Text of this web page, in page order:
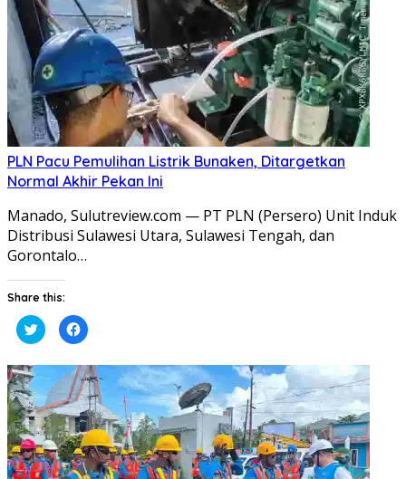
PLN Pacu Pemulihan Listrik Bunaken, Ditargetkan
Normal Akhir Pekan Ini
Manado, Sulutreview.com — PT PLN (Persero) Unit Induk
Distribusi Sulawesi Utara, Sulawesi Tengah, dan
Gorontalo…
Share this:
Klik
untuk
berbagi
Twitter(Membuka
jendela
yang
baru)
Klik
untuk
Facebook(Membuka
di
jendela
yang
baru)